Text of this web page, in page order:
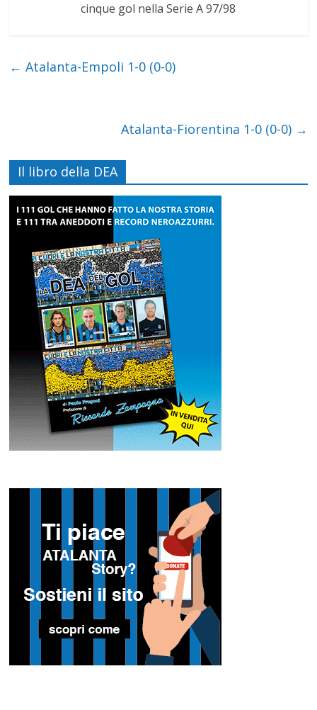
cinque gol nella Serie A 97/98
← Atalanta-Empoli 1-0 (0-0)
Atalanta-Fiorentina 1-0 (0-0) →
Il libro della DEA